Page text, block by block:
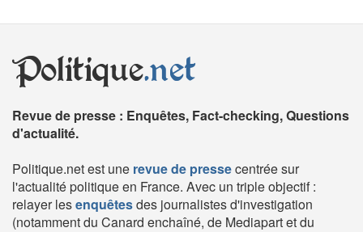
Politique.net
Revue de presse : Enquêtes, Fact-checking, Questions
d'actualité.
Politique.net est une revue de pressecentrée sur
l'actualité politique en France. Avec un triple objectif :
relayer lesenquêtesdes journalistes d'investigation
(notamment du Canard enchaîné, de Mediapart et du